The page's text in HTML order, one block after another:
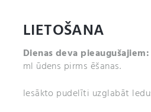
LIETOŠANA
Dienas deva pieaugušajiem:
ml ūdens pirms ēšanas.
Iesākto pudelīti uzglabāt